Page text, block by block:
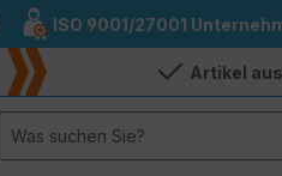
ISO 9001/27001
Artikel